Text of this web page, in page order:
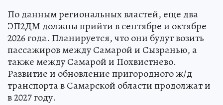
По данным региональных властей, еще два
ЭП2ДМ должны прийти в сентябре и октябре
2026 года. Планируется, что они будут возить
пассажиров между Самарой и Сызранью, а
также между Самарой и Похвистнево.
Развитие и обновление пригородного ж/д
транспорта в Самарской области продолжат и
в 2027 году.